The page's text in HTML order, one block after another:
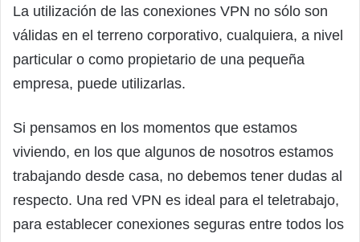
La utilización de las conexiones VPN no sólo son
válidas en el terreno corporativo, cualquiera, a nivel
particular o como propietario de una pequeña
empresa, puede utilizarlas.
Si pensamos en los momentos que estamos
viviendo, en los que algunos de nosotros estamos
trabajando desde casa, no debemos tener dudas al
respecto. Una red VPN es ideal para el teletrabajo,
para establecer conexiones seguras entre todos los